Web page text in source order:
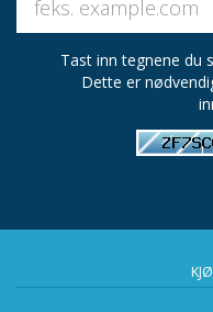
Tast inn tegnene du
Dette er